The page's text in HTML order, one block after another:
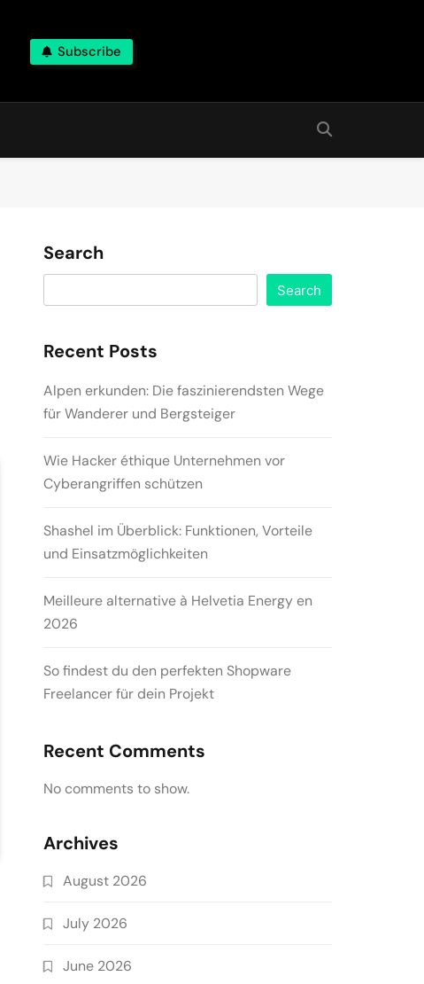
Subscribe
Search
Search
Recent Posts
Alpen erkunden: Die faszinierendsten Wege
für Wanderer und Bergsteiger
Wie Hacker éthique Unternehmen vor
Cyberangriffen schützen
Shashel im Überblick: Funktionen, Vorteile
und Einsatzmöglichkeiten
Meilleure alternative à Helvetia Energy en
2026
So findest du den perfekten Shopware
Freelancer für dein Projekt
Recent Comments
No comments to show.
Archives
August 2026
July 2026
June 2026